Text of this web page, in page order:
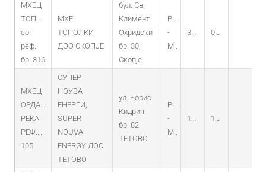
МХЕЦ
ТОПОЛКА
со
реф.
бр. 316
МХЕ
ТОПОЛКИ
ДОО СКОПЈЕ
бул. Св.
Климент
Охридски
бр. 30,
Скопје
PO
-
MHEC
30.04.2020 02.04.2020
МХЕЦ
ОРДАНСКА
РЕКА
РЕФ.БР.
105
СУПЕР
НОУВА
ЕНЕРГИ,
SUPER
NOUVA
ENERGY ДОО
ТЕТОВО
ул. Борис
Кидрич
бр. 82
ТЕТОВО
PO
-
MHEC
19.11.2019 19.11.2019